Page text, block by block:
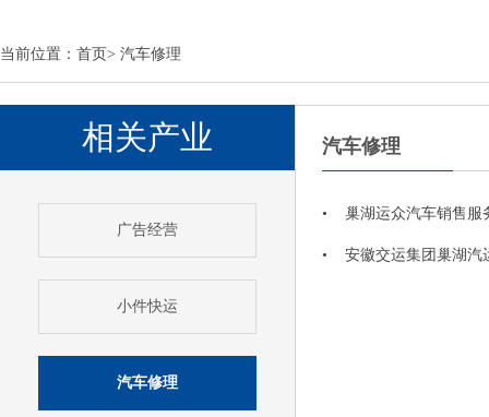
当前位置： 首页> 汽车修理
相关产业
广告经营
小件快运
汽车修理
汽车修理
• 巢湖运众汽车销售服
• 安徽交运集团巢湖汽